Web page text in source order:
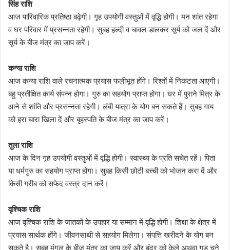
सिंह राशि
आज पारिवारिक प्रतिष्ठा बढ़ेगी। गृह उपयोगी वस्तुओं में वृद्धि होगी। मन शांत रहेगा
व घर परिवार में प्रसन्नता रहेगी। सुबह हल्दी व चावल डालकर सूर्य को जल दें और
सूर्य के बीज मंत्र का जाप करें।
कन्या राशि
आज कन्या राशि वाले रचनात्मक प्रयास फलीभूत होंगे। रिश्तों में निकटता आएगी।
बहु प्रतीक्षित कार्य संपन्न होगा। गुरु का सहयोग प्राप्त होगा। घर में पुराने मित्र के
आने से शांति और प्रसन्नता रहेगी। लंबी यात्रा के योग बन सकते हैं। सुबह गाय
को हरा चारा खिला दें और बृहस्पति के बीज मंत्र का जाप करें।
तुला राशि
आज के दिन गृह उपयोगी वस्तुओं में वृद्धि होगी। स्वास्थ्य के प्रति सचेत रहें। पिता
या धर्मगुरु का सहयोग प्राप्त होगा। सुबह किसी छोटी बच्ची को भोजन करा दें और
किसी गरीब को सफेद वस्त्र दान करें।
वृश्चिक राशि
आज वृश्चिक राशि के जातकों के उपहार या सम्मान में वृद्धि होगी। शिक्षा के क्षेत्र में
प्रयास सार्थक होंगे। जीवनसाथी से सहयोग मिलेगा। संपत्ति खरीदने के योग बन
सकते है। सुबह मंगल के बीज मंत्र का जाप करें और बंदर को केले अथवा गुड़ चने